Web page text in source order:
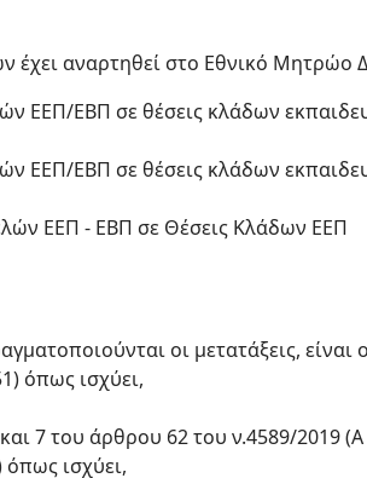
αναρτηθεί στο Εθνικό Μητρώο
ΕΕΠ/ΕΒΠ σε θέσεις κλάδων
ΕΕΠ/ΕΒΠ σε θέσεις κλάδων
ΕΕΠ - ΕΒΠ σε Θέσεις Κλάδων ΕΕΠ
οι μετατάξεις, είναι
όπως ισχύει,
7 του άρθρου 62 του ν.4589/2019
ισχύει,